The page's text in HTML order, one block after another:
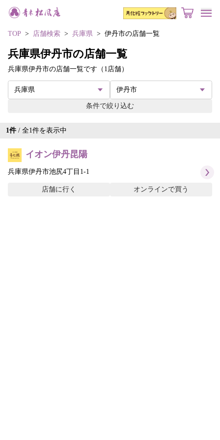
TOP 店舗検索 兵庫県 伊丹市の店舗一覧
兵庫県伊丹市の店舗一覧
兵庫県伊丹市の店舗一覧です（1店舗）
条件で絞り込む
1件 / 全1件を表示中
イオン伊丹昆陽
兵庫県伊丹市池尻4丁目1-1
店舗に行く オンラインで買う